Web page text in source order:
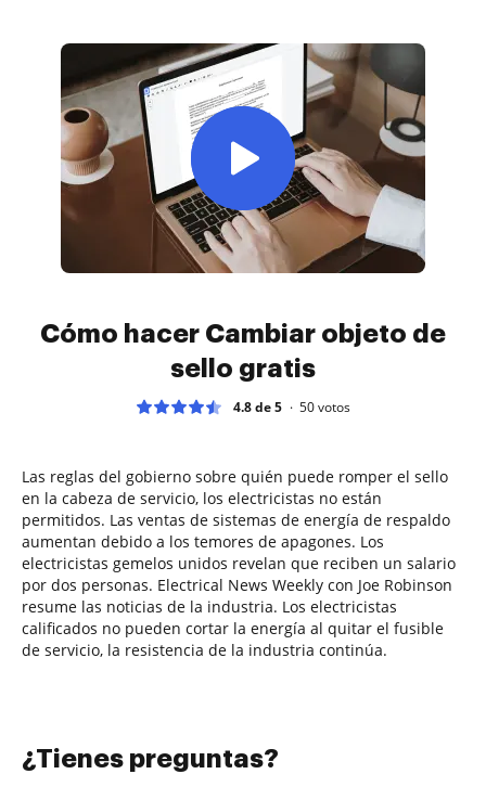
Cómo hacer Cambiar objeto de
sello gratis
4.8 de 5 50votos
Las reglas del gobierno sobre quién puede romper el sello
en la cabeza de servicio, los electricistas no están
permitidos. Las ventas de sistemas de energía de respaldo
aumentan debido a los temores de apagones. Los
electricistas gemelos unidos revelan que reciben un salario
por dos personas. Electrical News Weekly con Joe Robinson
resume las noticias de la industria. Los electricistas
calificados no pueden cortar la energía al quitar el fusible
de servicio, la resistencia de la industria continúa.
¿Tienes preguntas?